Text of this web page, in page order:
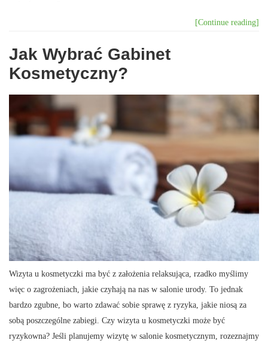
[Continue reading]
Jak Wybrać Gabinet
Kosmetyczny?
Wizyta u kosmetyczki ma być z założenia relaksująca, rzadko myślimy
więc o zagrożeniach, jakie czyhają na nas w salonie urody. To jednak
bardzo zgubne, bo warto zdawać sobie sprawę z ryzyka, jakie niosą za
sobą poszczególne zabiegi. Czy wizyta u kosmetyczki może być
ryzykowna? Jeśli planujemy wizytę w salonie kosmetycznym, rozeznajmy